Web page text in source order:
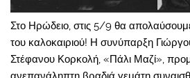
Στο Ηρώδειο, στις 5/9 θα
του καλοκαιριού! Η συνύπαρξη
Στέφανου Κορκολή, «Πάλι Μαζί»,